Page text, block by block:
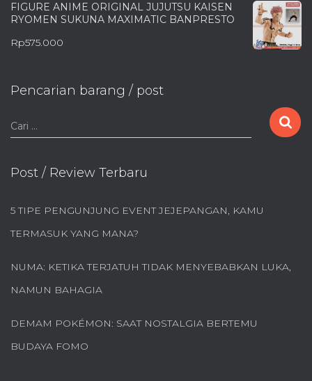
FIGURE ANIME ORIGINAL JUJUTSU KAISEN
RYOMEN SUKUNA MAXIMATIC BANPRESTO
Rp575.000
Pencarian barang / post
C
a
i
t
u
Cari …
Post / Review Terbaru
5 TIPE PENGUNJUNG EVENT JEJEPANGAN, KAMU
TERMASUK YANG MANA?
NUMA: KETIKA TERJATUH TIDAK MENYEBABKAN LUKA,
NAMUN BAHAGIA
DEMAM POKÉMON: SAAT NOSTALGIA BERTEMU
BUDAYA FOMO